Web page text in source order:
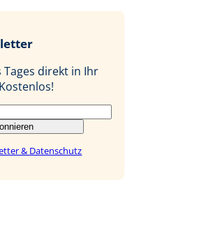
Tages direkt in Ihr
& Datenschutz